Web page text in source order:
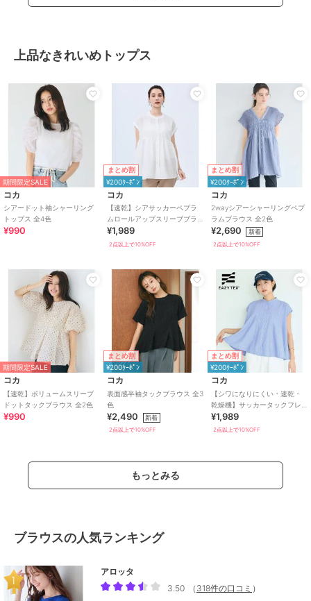
上品なきれいめトップス
期間限定SALE
コカ
シアードット袖シャーリング
トップス 全4色
¥990
まとめ割
¥200ｸｰﾎﾟﾝ
コカ
【速乾】シアサッカーペプラ
ムロールアップスリーブブラ
ウス 全2色
¥1,989
2点以上で10%OFF
まとめ割
¥200ｸｰﾎﾟﾝ
コカ
2wayシアーシャーリングペプ
ラムブラウス 全2色
¥2,690 新着
2点以上で10%OFF
期間限定SALE
コカ
【速乾】ボリュームスリーブ
ドットタックブラウス 全2色
¥990
まとめ割
¥200ｸｰﾎﾟﾝ
コカ
表面感半袖タックブラウス 全3
色
¥2,490 新着
2点以上で10%OFF
まとめ割
¥200ｸｰﾎﾟﾝ
コカ
【シワになりにくい・速乾・
乾燥機】サッカータックフレ
アブラウス 全2色
¥1,989
2点以上で10%OFF
もっとみる
ブラウスの人気ランキング
アロッタ
3.50
（ 318件の口コミ ）